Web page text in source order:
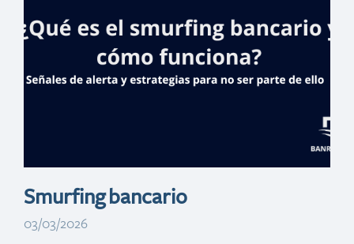
son y por qué son
importantes?
Smurfing bancario
03/03/2026